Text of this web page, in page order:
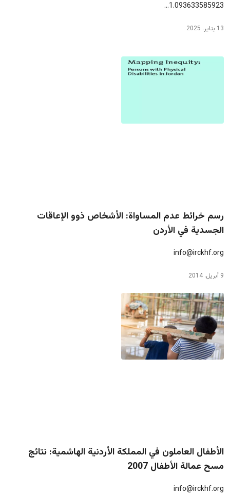
1.093633585923…
13 يناير، 2025
رسم خرائط عدم المساواة: الأشخاص ذوو الإعاقات
الجسدية في الأردن
info@irckhf.org
9 أبريل، 2014
الأطفال العاملون في المملكة الأردنية الهاشمية: نتائج
مسح عمالة الأطفال 2007
info@irckhf.org